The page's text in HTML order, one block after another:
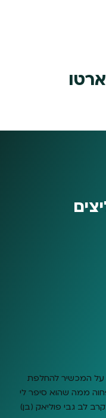
על המכשיר להחלפת
ממה שהוא סיפר לי
לב גבי פוליאק (בן)